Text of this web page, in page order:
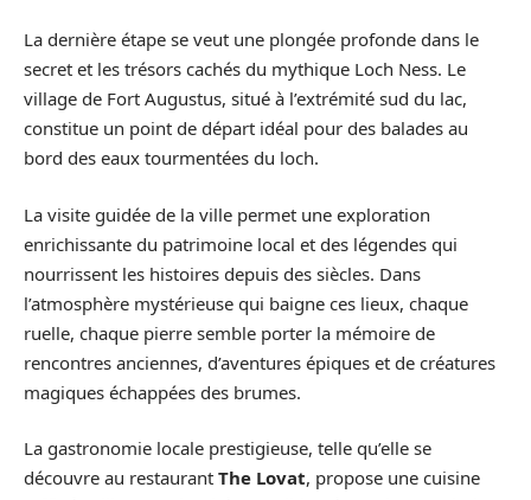
La dernière étape se veut une plongée profonde dans le
secret et les trésors cachés du mythique Loch Ness. Le
village de Fort Augustus, situé à l’extrémité sud du lac,
constitue un point de départ idéal pour des balades au
bord des eaux tourmentées du loch.
La visite guidée de la ville permet une exploration
enrichissante du patrimoine local et des légendes qui
nourrissent les histoires depuis des siècles. Dans
l’atmosphère mystérieuse qui baigne ces lieux, chaque
ruelle, chaque pierre semble porter la mémoire de
rencontres anciennes, d’aventures épiques et de créatures
magiques échappées des brumes.
La gastronomie locale prestigieuse, telle qu’elle se
découvre au restaurant The Lovat, propose une cuisine